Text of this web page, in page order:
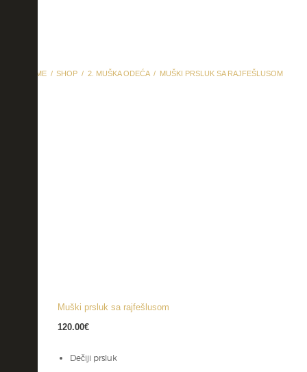
HOME SHOP 2. MUŠKA ODEĆA MUŠKI PRSLUK SA RAJFEŠLUSOM
Muški prsluk sa rajfešlusom
120.00€
Dečiji prsluk